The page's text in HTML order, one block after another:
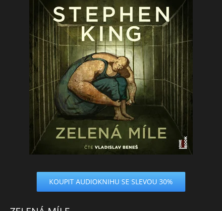
KOUPIT AUDIOKNIHU SE SLEVOU 30%